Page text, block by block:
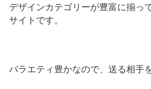
デザインカテゴリーが豊富に揃っ
サイトです。
バラエティ豊かなので、送る相手